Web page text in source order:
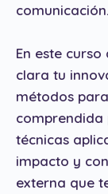
comunicación.
En este
clara tu
métodos
comprendida
técnicas
impacto y
externa que